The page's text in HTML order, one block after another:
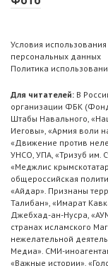
Условия
персональных данных
Политика
Для читателей: В
организации ФБК
Штабы Навального,
Иеговы», «Армия воли
«Движение против
УНСО, УПА, «Тризуб им.
«Меджлис
общероссийская
«Айдар». Признаны
Талибан», «Имарат
Джебхад-ан-Нусра,
странах исламского
нежелательной
Медиа». СМИ-
«Важные истории»,